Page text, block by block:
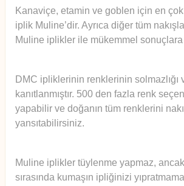
Kanaviçe, etamin ve goblen için en
iplik Muline’dir. Ayrıca diğer tüm
Muline iplikler ile mükemmel
DMC ipliklerinin renklerinin solmazlığı
kanıtlanmıştır. 500 den fazla renk
yapabilir ve doğanın tüm renklerini
yansıtabilirsiniz.
Muline iplikler tüylenme yapmaz,
sırasında kumaşın ipliğinizi